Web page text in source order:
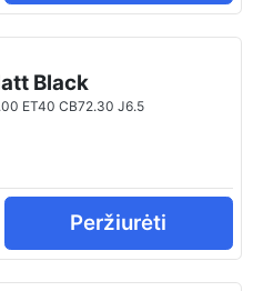
Black
ET40 CB72.30 J6.5
Peržiurėti